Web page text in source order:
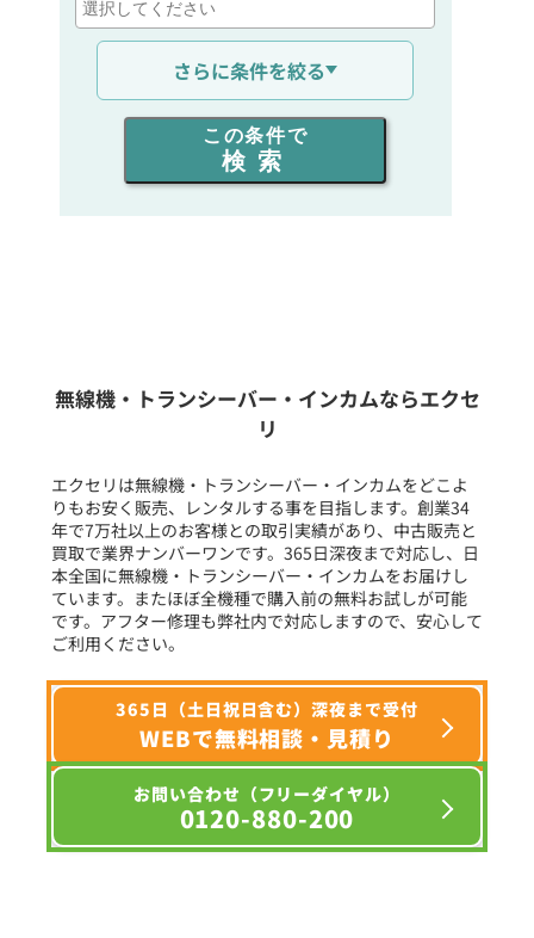
通信距離を選ぶ
出力を選ぶ
同時通話人数を選ぶ
フリーワード入力(製品名等)
選択条件をリセット
さらに条件を絞る
この条件で
検索
無線機・トランシーバー・インカムならエクセ
リ
エクセリは無線機・トランシーバー・インカムをどこよ
りもお安く販売、レンタルする事を目指します。創業34
年で7万社以上のお客様との取引実績があり、中古販売と
買取で業界ナンバーワンです。365日深夜まで対応し、日
本全国に無線機・トランシーバー・インカムをお届けし
ています。またほぼ全機種で購入前の無料お試しが可能
です。アフター修理も弊社内で対応しますので、安心して
ご利用ください。
365日（土日祝日含む）深夜まで受付
WEBで無料相談・見積り
お問い合わせ（フリーダイヤル）
0120-880-200